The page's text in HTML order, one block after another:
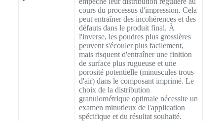
cours du processus d'impression. Cela
peut entraîner des incohérences et des
défauts dans le produit final. À
l'inverse, les poudres plus grossières
peuvent s'écouler plus facilement,
mais risquent d'entraîner une finition
de surface plus rugueuse et une
porosité potentielle (minuscules trous
d'air) dans le composant imprimé. Le
choix de la distribution
granulométrique optimale nécessite un
examen minutieux de l'application
spécifique et du résultat souhaité.